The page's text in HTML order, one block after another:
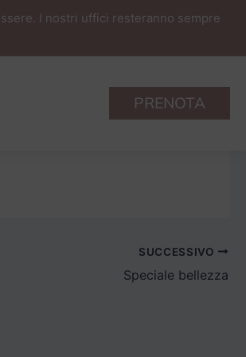
I nostri uffici resteranno sempre
PRENOTA
SUCCESSIVO
Speciale bellezza